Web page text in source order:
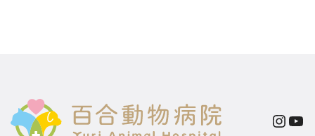
InstagramYouTube